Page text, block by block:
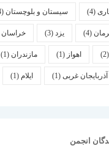
سیستان و بلوچستان(4)
یزد خراسان جنوبی(3)
اهواز مازندران(1) قم
غربی(1) ایلام